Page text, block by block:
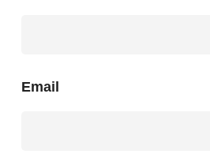
Email